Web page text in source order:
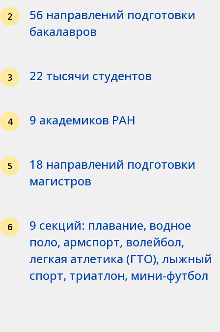
2
56 направлений подготовки
бакалавров
3 22 тысячи студентов
4 9 академиков РАН
5
18 направлений подготовки
магистров
6
9 секций: плавание, водное
поло, армспорт, волейбол,
легкая атлетика (ГТО), лыжный
спорт, триатлон, мини-футбол